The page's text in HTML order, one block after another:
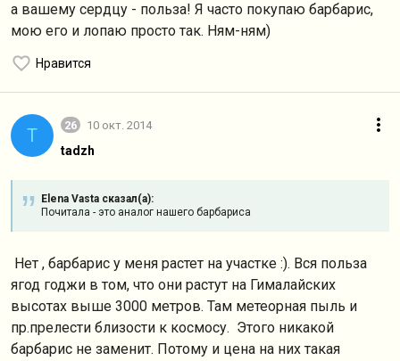
а вашему сердцу - польза! Я часто покупаю барбарис,
мою его и лопаю просто так. Ням-ням)
Нравится
T 26 10 окт. 2014
tadzh
Elena Vasta сказал(а):
Почитала - это аналог нашего барбариса
Нет , барбарис у меня растет на участке :). Вся польза
ягод годжи в том, что они растут на Гималайских
высотах выше 3000 метров. Там метеорная пыль и
пр.прелести близости к космосу. Этого никакой
барбарис не заменит. Потому и цена на них такая